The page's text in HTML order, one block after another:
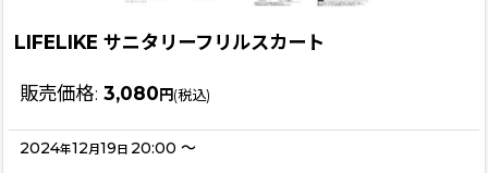
LIFELIKE サニタリーフリルスカート
販売価格: 3,080円(税込)
2024年12月 19日 20:00 ～